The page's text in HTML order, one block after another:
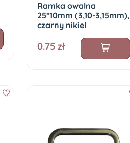
Ramka owalna
25*10mm (3,10-3,15mm),
czarny nikiel
0.75 zł